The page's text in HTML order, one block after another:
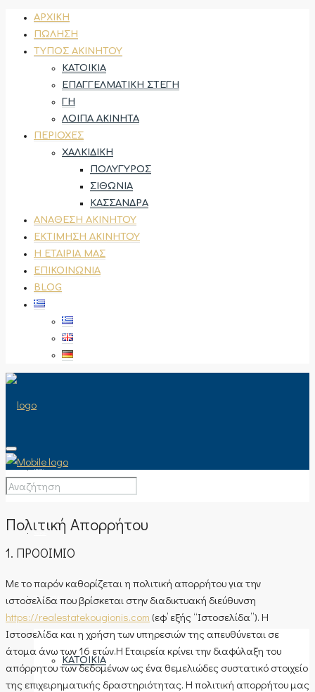
ΑΡΧΙΚΉ
ΠΏΛΗΣΗ
ΤΎΠΟΣ ΑΚΙΝΉΤΟΥ
ΚΑΤΟΙΚΊΑ
ΕΠΑΓΓΕΛΜΑΤΙΚΉ ΣΤΈΓΗ
ΓΗ
ΛΟΙΠΆ ΑΚΊΝΗΤΑ
ΠΕΡΙΟΧΈΣ
ΧΑΛΚΙΔΙΚΉ
ΠΟΛΎΓΥΡΟΣ
ΣΙΘΩΝΊΑ
ΚΑΣΣΆΝΔΡΑ
ΑΝΆΘΕΣΗ ΑΚΙΝΉΤΟΥ
ΕΚΤΊΜΗΣΗ ΑΚΙΝΉΤΟΥ
Η ΕΤΑΙΡΊΑ ΜΑΣ
ΕΠΙΚΟΙΝΩΝΊΑ
BLOG
ΑΡΧΙΚΉ
ΤΎΠΟΣ ΑΚΙΝΉΤΟΥ
ΚΑΤΟΙΚΊΑ
Πολιτική Απορρήτου
1. ΠΡΟΟΙΜΙΟ
Με το παρόν καθορίζεται η πολιτική απορρήτου για την
ιστοσελίδα που βρίσκεται στην διαδικτυακή διεύθυνση
https://realestatekougionis.com (εφ’ εξής “Ιστοσελίδα”). Η
Ιστοσελίδα και η χρήση των υπηρεσιών της απευθύνεται σε
άτομα άνω των 16 ετών.Η Εταιρεία κρίνει την διαφύλαξη του
απόρρητου των δεδομένων ως ένα θεμελιώδες συστατικό στοιχείο
της επιχειρηματικής δραστηριότητας. Η πολιτική απορρήτου μας